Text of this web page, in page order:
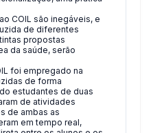
COIL são inegáveis, e
de diferentes
propostas
da saúde, serão
foi empregado na
de forma
estudantes de duas
de atividades
de ambas as
em tempo real,